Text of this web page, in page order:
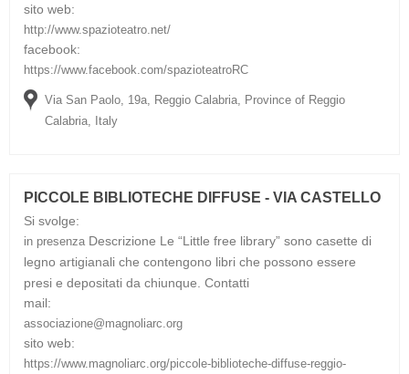
sito web:
http://www.spazioteatro.net/
facebook:
https://www.facebook.com/spazioteatroRC
Via San Paolo, 19a, Reggio Calabria, Province of Reggio
Calabria, Italy
PICCOLE BIBLIOTECHE DIFFUSE - VIA CASTELLO
Si svolge:
in presenza Descrizione Le “Little free library” sono casette di
legno artigianali che contengono libri che possono essere
presi e depositati da chiunque. Contatti
mail:
associazione@magnoliarc.org
sito web:
https://www.magnoliarc.org/piccole-biblioteche-diffuse-reggio-